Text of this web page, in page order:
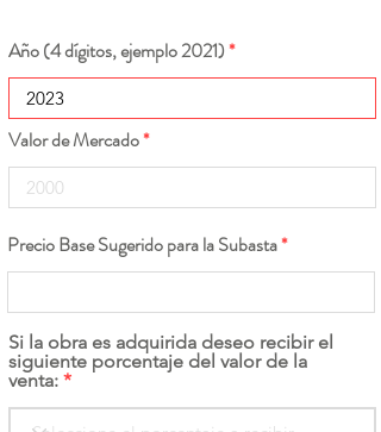
Año (4 dígitos, ejemplo 2021)
Valor de Mercado
Precio Base Sugerido para la Subasta
Si la obra es adquirida deseo recibir el
siguiente porcentaje del valor de la
venta: